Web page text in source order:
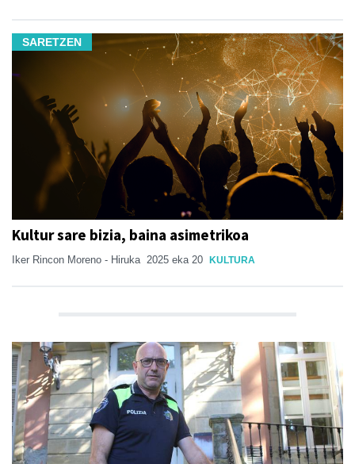
SARETZEN
Kultur sare bizia, baina asimetrikoa
Iker Rincon Moreno - Hiruka 2025 eka 20 KULTURA